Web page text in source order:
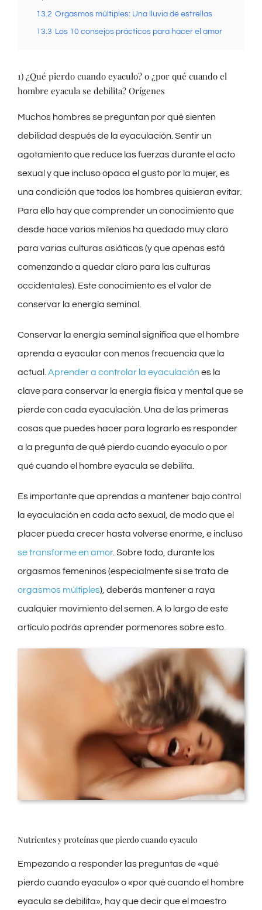
13.2 Orgasmos múltiples: Una lluvia de estrellas
13.3 Los 10 consejos prácticos para hacer el amor
1) ¿Qué pierdo cuando eyaculo? o ¿por qué cuando el
hombre eyacula se debilita? Orígenes
Muchos hombres se preguntan por qué sienten
debilidad después de la eyaculación. Sentir un
agotamiento que reduce las fuerzas durante el acto
sexual y que incluso opaca el gusto por la mujer, es
una condición que todos los hombres quisieran evitar.
Para ello hay que comprender un conocimiento que
desde hace varios milenios ha quedado muy claro
para varias culturas asiáticas (y que apenas está
comenzando a quedar claro para las culturas
occidentales). Este conocimiento es el valor de
conservar la energía seminal.
Conservar la energía seminal significa que el hombre
aprenda a eyacular con menos frecuencia que la
actual.Aprender a controlar la eyaculación es la
clave para conservar la energía física y mental que se
pierde con cada eyaculación. Una de las primeras
cosas que puedes hacer para lograrlo es responder
a la pregunta de qué pierdo cuando eyaculo o por
qué cuando el hombre eyacula se debilita.
Es importante que aprendas a mantener bajo control
la eyaculación en cada acto sexual, de modo que el
placer pueda crecer hasta volverse enorme, e incluso
se transforme en amor. Sobre todo, durante los
orgasmos femeninos (especialmente si se trata de
orgasmos múltiples), deberás mantener a raya
cualquier movimiento del semen. A lo largo de este
artículo podrás aprender pormenores sobre esto.
Nutrientes y proteínas que pierdo cuando eyaculo
Empezando a responder las preguntas de «qué
pierdo cuando eyaculo» o «por qué cuando el hombre
eyacula se debilita», hay que decir que el maestro